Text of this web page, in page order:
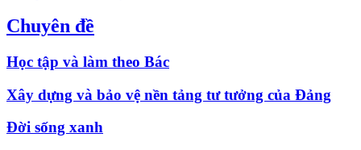
Chuyên đề
Học tập và làm theo Bác
Xây dựng và bảo vệ nền tảng tư tưởng của Đảng
Đời sống xanh